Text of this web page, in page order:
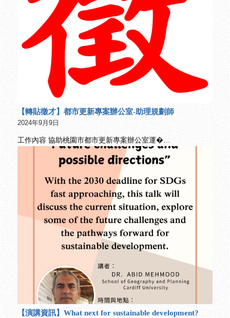
【轉貼徵才】都市更新專案辦公室-助理規劃師
2024年9月9日
工作內容 協助桃園市都市更新專案辦公室運�…
【演講資訊】What next for sustainable development?